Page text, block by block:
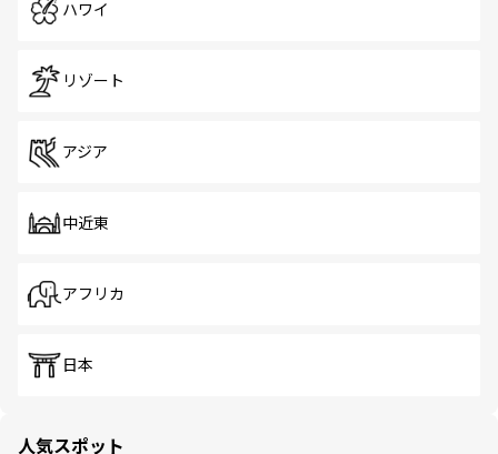
ハワイ
リゾート
アジア
中近東
アフリカ
日本
人気スポット